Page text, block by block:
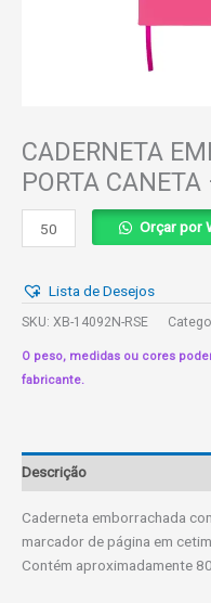
CADERNETA
PORTA CANETA
CADERNETA
EMBORRACHADA
PORTA
CANETA
ROSA
quantidade
Orçar por
Lista de Desejos
SKU: XB-14092N-RSE
O peso, medidas ou cores
fabricante.
Descrição
Caderneta emborrachada
marcador de página em
Contém aproximadamente